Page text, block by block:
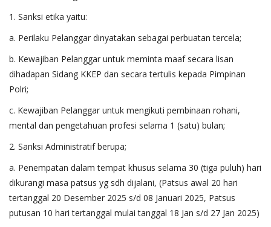
1. Sanksi etika yaitu:
a. Perilaku Pelanggar dinyatakan sebagai perbuatan tercela;
b. Kewajiban Pelanggar untuk meminta maaf secara lisan
dihadapan Sidang KKEP dan secara tertulis kepada Pimpinan
Polri;
c. Kewajiban Pelanggar untuk mengikuti pembinaan rohani,
mental dan pengetahuan profesi selama 1 (satu) bulan;
2. Sanksi Administratif berupa;
a. Penempatan dalam tempat khusus selama 30 (tiga puluh) hari
dikurangi masa patsus yg sdh dijalani, (Patsus awal 20 hari
tertanggal 20 Desember 2025 s/d 08 Januari 2025, Patsus
putusan 10 hari tertanggal mulai tanggal 18 Jan s/d 27 Jan 2025)